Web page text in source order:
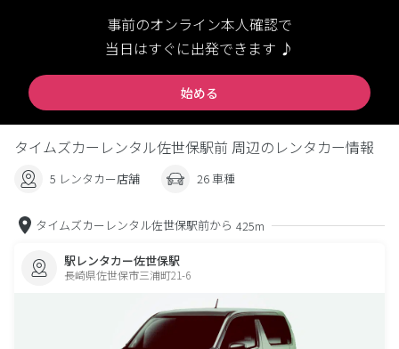
事前のオンライン本人確認で
当日はすぐに出発できます ♪
始める
タイムズカーレンタル佐世保駅前 周辺のレンタカー情報
5 レンタカー店舗 26 車種
タイムズカーレンタル佐世保駅前から 425m
駅レンタカー佐世保駅
長崎県佐世保市三浦町21-6